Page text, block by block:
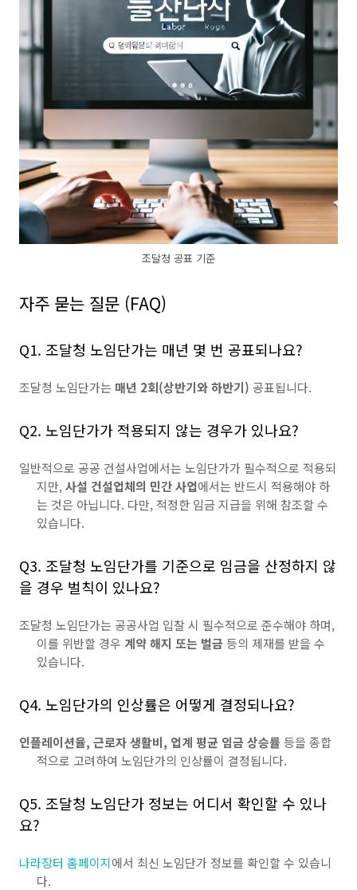
조달청 공표 기준
자주 묻는 질문 (FAQ)
Q1. 조달청 노임단가는 매년 몇 번 공표되나요?
조달청 노임단가는 매년 2회(상반기와 하반기) 공표됩니다.
Q2. 노임단가가 적용되지 않는 경우가 있나요?
일반적으로 공공 건설사업에서는 노임단가가 필수적으로 적용되
지만, 사설 건설업체의 민간 사업에서는 반드시 적용해야 하
는 것은 아닙니다. 다만, 적정한 임금 지급을 위해 참조할 수
있습니다.
Q3. 조달청 노임단가를 기준으로 임금을 산정하지 않
을 경우 벌칙이 있나요?
조달청 노임단가는 공공사업 입찰 시 필수적으로 준수해야 하며,
이를 위반할 경우 계약 해지 또는 벌금 등의 제재를 받을 수
있습니다.
Q4. 노임단가의 인상률은 어떻게 결정되나요?
인플레이션율, 근로자 생활비, 업계 평균 임금 상승률 등을 종합
적으로 고려하여 노임단가의 인상률이 결정됩니다.
Q5. 조달청 노임단가 정보는 어디서 확인할 수 있나
요?
나라장터 홈페이지에서 최신 노임단가 정보를 확인할 수 있습니
다.